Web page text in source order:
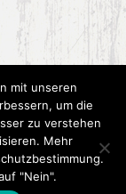
mit unseren
um die
zu verstehen
Mehr
"Nein".